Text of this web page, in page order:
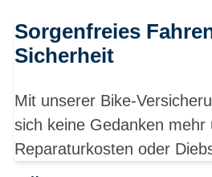
Sorgenfreies
Sicherheit
Mit unserer Bike-
sich keine Gedanken mehr
Reparaturkosten oder